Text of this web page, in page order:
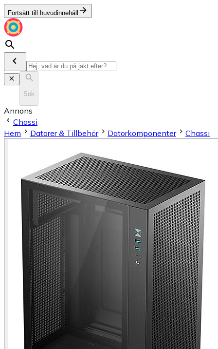
Fortsätt till huvudinnehåll
Sök
Annons
Chassi
Hem
Datorer & Tillbehör Datorkomponenter Chassi